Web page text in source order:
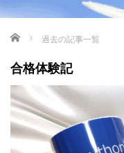
ホーム 過去の記事一覧
合格体験記